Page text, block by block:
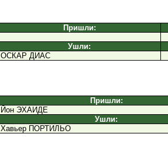
Пришли:
Ушли:
ОСКАР ДИАС
Пришли:
Йон ЭХАИДЕ
Ушли:
Хавьер ПОРТИЛЬО